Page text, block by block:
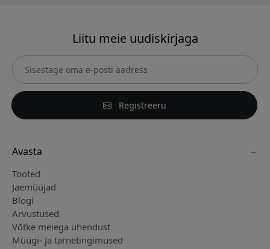
Liitu meie uudiskirjaga
Registreeru
Avasta
Tooted
Jaemüüjad
Blogi
Arvustused
Võtke meiega ühendust
Müügi- ja tarnetingimused